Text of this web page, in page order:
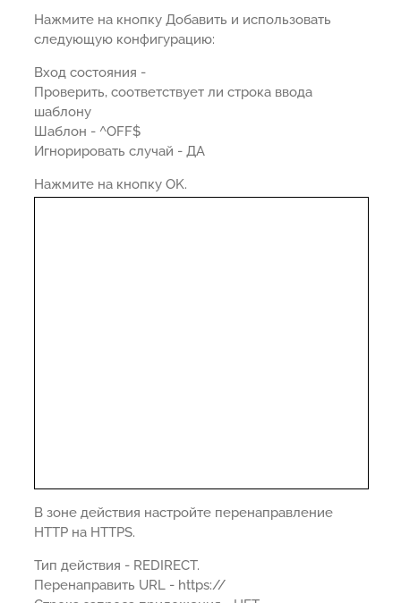
Нажмите на кнопку Добавить и использовать
следующую конфигурацию:
Вход состояния -
Проверить, соответствует ли строка ввода
шаблону
Шаблон - ^OFF$
Игнорировать случай - ДА
Нажмите на кнопку OK.
В зоне действия настройте перенаправление
HTTP на HTTPS.
Тип действия - REDIRECT.
Перенаправить URL - https://